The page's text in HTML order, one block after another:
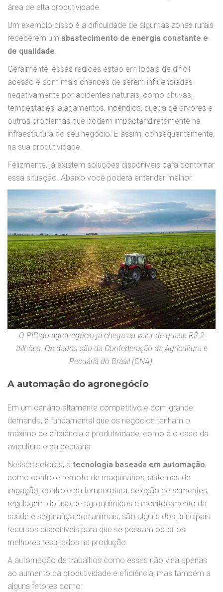
área de alta produtividade.
Um exemplo disso é a dificuldade de algumas zonas rurais
receberem um abastecimento de energia constante e
de qualidade.
Geralmente, essas regiões estão em locais de difícil
acesso e com mais chances de serem influenciadas
negativamente por acidentes naturais, como chuvas,
tempestades, alagamentos, incêndios, queda de árvores e
outros problemas que podem impactar diretamente na
infraestrutura do seu negócio. E assim, consequentemente,
na sua produtividade.
Felizmente, já existem soluções disponíveis para contornar
essa situação. Abaixo você poderá entender melhor.
O PIB do agronegócio já chega ao valor de quase R$ 2
trilhões. Os dados são da Confederação da Agricultura e
Pecuária do Brasil (CNA).
A automação do agronegócio
Em um cenário altamente competitivo e com grande
demanda, é fundamental que os negócios tenham o
máximo de eficiência e produtividade, como é o caso da
avicultura e da pecuária.
Nesses setores, a tecnologia baseada em automação,
como controle remoto de maquinários, sistemas de
irrigação, controle da temperatura, seleção de sementes,
regulagem do uso de agroquímicos e monitoramento da
saúde e segurança dos animais, são alguns dos principais
recursos disponíveis para que se possam obter os
melhores resultados na produção.
A automação de trabalhos como esses não visa apenas
ao aumento da produtividade e eficiência, mas também a
alguns fatores como: